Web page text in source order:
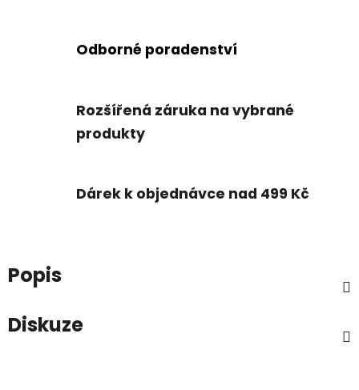
Odborné poradenství
Rozšířená záruka na vybrané
produkty
Dárek k objednávce nad 499 Kč
Popis
Diskuze